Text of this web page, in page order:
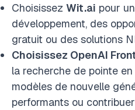
Choisissez Wit.ai pour
développement, des
gratuit ou des solutions
Choisissez OpenAI
la recherche de pointe
modèles de nouvelle
performants ou